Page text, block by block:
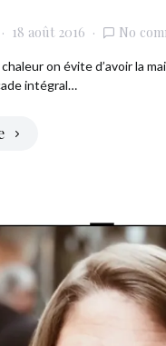
18 août 2016 No
on évite d’avoir la
intégral…